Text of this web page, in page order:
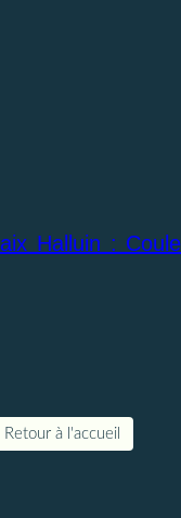
Halluin :
Retour à l'accueil